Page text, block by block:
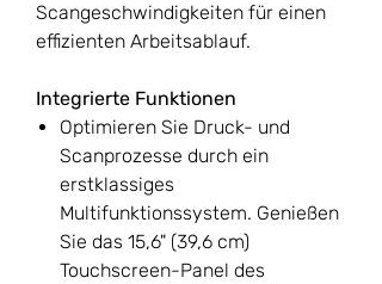
Scangeschwindigkeiten für einen
effizienten Arbeitsablauf.
Integrierte Funktionen
Optimieren Sie Druck- und
Scanprozesse durch ein
erstklassiges
Multifunktionssystem. Genießen
Sie das 15,6" (39,6 cm)
Touchscreen-Panel des